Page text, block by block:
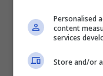
Lozano ha
creato dal
Feliciana non
Personalised
content
services
Store and/or